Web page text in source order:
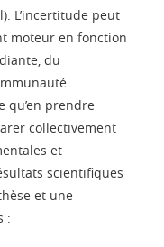
L’incertitude peut
moteur en fonction
du
qu’en prendre
collectivement
et
scientifiques
et une
: